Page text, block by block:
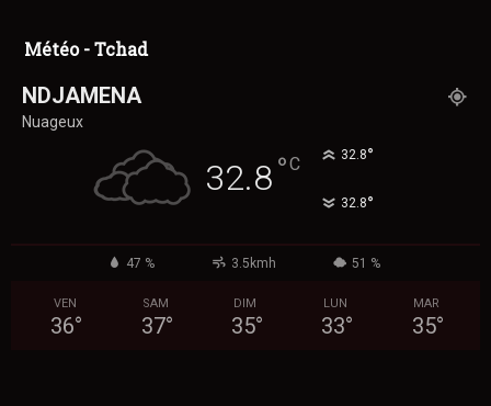
Météo - Tchad
NDJAMENA
Nuageux
32.8°C 32.8°
32.8°
47 % 3.5kmh 51 %
VEN
36°
SAM
37°
DIM
35°
LUN
33°
MAR
35°